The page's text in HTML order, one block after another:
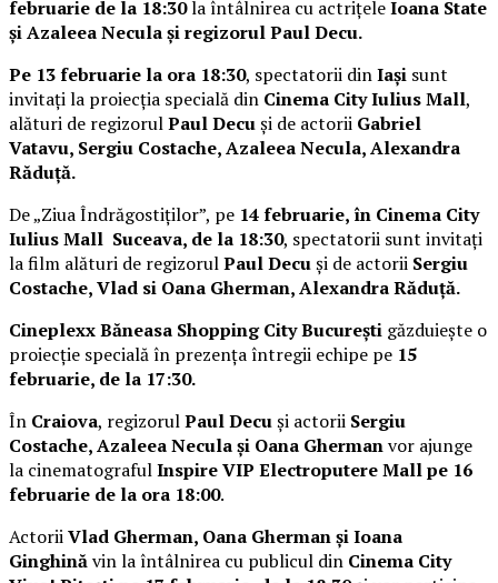
februarie de la 18:30la întâlnirea cu actrițeleIoana State
și Azaleea Necula și regizorul Paul Decu.
Pe 13 februarie la ora 18:30, spectatorii dinIași sunt
invitați la proiecția specială din Cinema City Iulius Mall,
alături de regizorulPaul Decuși de actorii Gabriel
Vatavu, Sergiu Costache, Azaleea Necula, Alexandra
Răduță.
De „Ziua Îndrăgostiților”, pe 14 februarie, în Cinema City
Iulius Mall Suceava, de la 18:30, spectatorii sunt invitați
la film alături de regizorulPaul Decuși de actorii Sergiu
Costache, Vlad si Oana Gherman, Alexandra Răduță.
Cineplexx Băneasa Shopping City București găzduiește o
proiecție specială în prezența întregii echipe pe 15
februarie, de la 17:30.
În Craiova, regizorulPaul Decuși actorii Sergiu
Costache, Azaleea Necula și Oana Ghermanvor ajunge
la cinematografulInspire VIP Electroputere Mall pe 16
februarie de la ora 18:00.
ActoriiVlad Gherman, Oana Gherman și Ioana
Ginghinăvin la întâlnirea cu publicul din Cinema City